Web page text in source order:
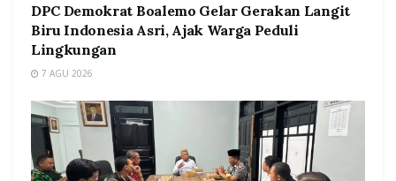
DPC Demokrat Boalemo Gelar Gerakan Langit
Biru Indonesia Asri, Ajak Warga Peduli
Lingkungan
7 AGU 2026